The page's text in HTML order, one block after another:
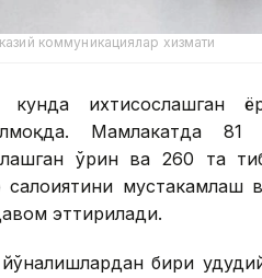
коммуникациялар хизмати
кунда ихтисослашган
Мамлакатда
ўрин ва 260 та
салоҳиятини
эттирилади.
бири